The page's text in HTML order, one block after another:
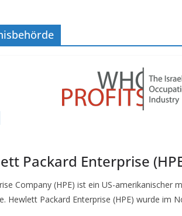
Packard Enterprise
Company (HPE) ist ein US-amerikanischer
Hewlett Packard Enterprise (HPE) wurde im